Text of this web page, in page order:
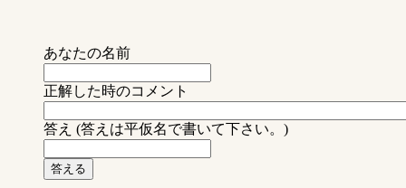
あなたの名前
正解した時のコメント
答え (答えは平仮名で書いて下さい。)